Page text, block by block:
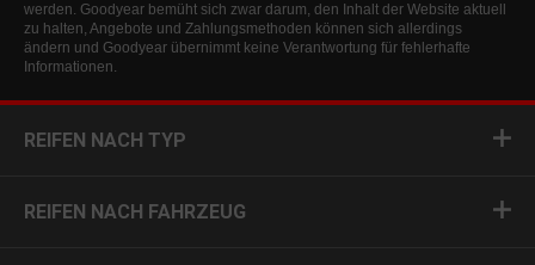
werden. Goodyear bemüht sich zwar darum, den Inhalt der Website aktuell
zu halten, Angebote und Zahlungsmethoden können sich allerdings
ändern und Goodyear übernimmt keine Verantwortung für fehlerhafte
Informationen.
REIFEN NACH TYP
REIFEN NACH FAHRZEUG